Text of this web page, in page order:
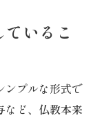
いるこ
ンプルな形式で
など、 仏教本来